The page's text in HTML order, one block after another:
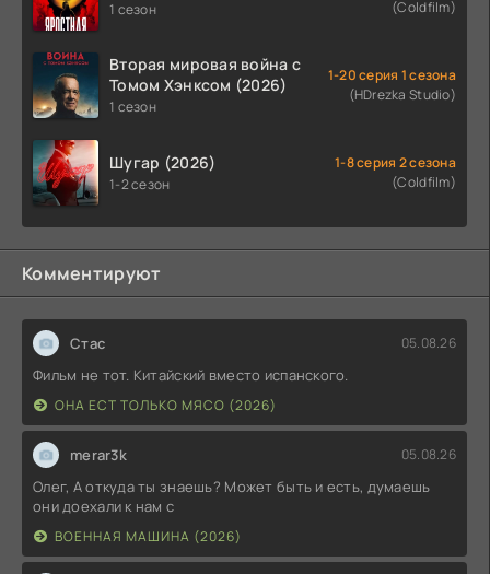
1 сезон
(Coldfilm)
Вторая мировая война с
Томом Хэнксом (2026)
1 сезон
1-20 серия 1 сезона
(HDrezka Studio)
Шугар (2026)
1-2 сезон
1-8 серия 2 сезона
(Coldfilm)
Комментируют
Стас 05.08.26
Фильм не тот. Китайский вместо испанского.
ОНА ЕСТ ТОЛЬКО МЯСО (2026)
merar3k 05.08.26
Олег, А откуда ты знаешь? Может быть и есть, думаешь
они доехали к нам с
ВОЕННАЯ МАШИНА (2026)